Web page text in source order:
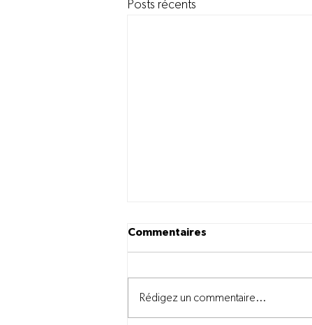
Posts récents
Commentaires
Rédigez un commentaire...